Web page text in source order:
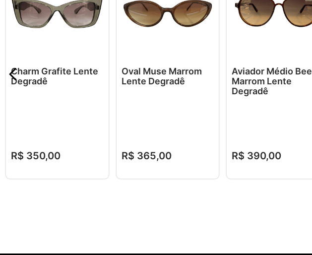
Charm Grafite Lente
Degradê
R$ 350,00
Oval Muse Marrom
Lente Degradê
R$ 365,00
Aviador Médio Bee
Marrom Lente
Degradê
R$ 390,00